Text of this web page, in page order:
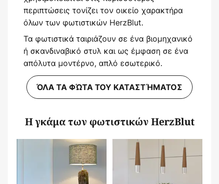
περιπτώσεις τονίζει τον οικείο χαρακτήρα
όλων των φωτιστικών HerzBlut.
Τα φωτιστικά ταιριάζουν σε ένα βιομηχανικό
ή σκανδιναβικό στυλ και ως έμφαση σε ένα
απόλυτα μοντέρνο, απλό εσωτερικό.
ΌΛΑ ΤΑ ΦΏΤΑ ΤΟΥ ΚΑΤΑΣΤΉΜΑΤΟΣ
Η γκάμα των φωτιστικών HerzBlut